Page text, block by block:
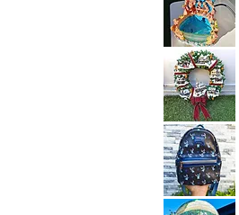
Sleeveless
Black
Lace
Casual
Dress
Size
VINTAGE
DISNEY
FOUNTAIN
WORK
GREAT
Little
Mermaid
Under
The
Sea
Ariel
Sebastian
*LIMITED*
Light
Up
Thomas
Kinkade
Hamilton
Collection
Christmas
Village
*LIMITED
EDITION*